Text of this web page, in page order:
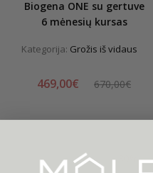
Biogena ONE su gertuve
6 mėnesių kursas
Kategorija: Grožis iš vidaus
469,00€ 670,00€
-30%